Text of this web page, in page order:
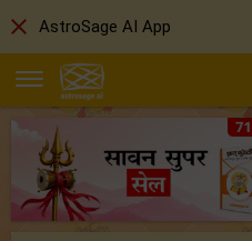
close AstroSage AI App